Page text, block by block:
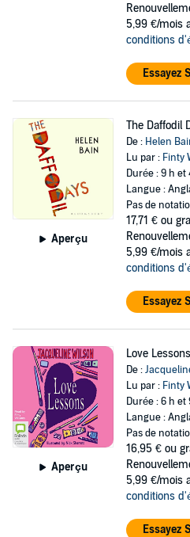
5,99 €/mois
conditions
Essayez
Aperçu
The Daffodil
De : Helen
Lu par : Finty
Durée : 9 h et
Langue :
Pas de
17,71 € ou
5,99 €/mois
conditions
Essayez
Aperçu
Love Lessons
De :
Lu par : Finty
Durée : 6 h et
Langue :
Pas de
16,95 € ou
5,99 €/mois
conditions
Essayez